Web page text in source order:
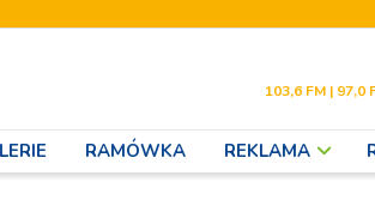
103,6 FM | 97,0
RAMÓWKA REKLAMA